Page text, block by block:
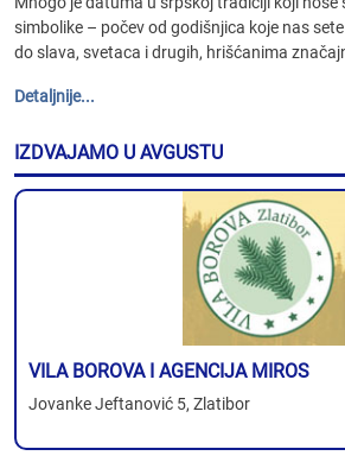
simbolike – počev od godišnjica koje nas
do slava, svetaca i drugih, hrišćanima
Detaljnije...
IZDVAJAMO U AVGUSTU
VILA BOROVA I AGENCIJA MIROS
Jovanke Jeftanović 5, Zlatibor